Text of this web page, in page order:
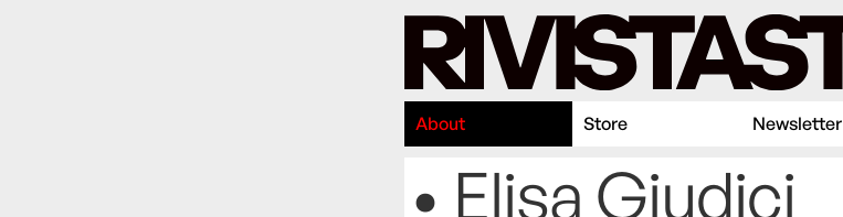
About Store Newsletter
• Elisa Giudici